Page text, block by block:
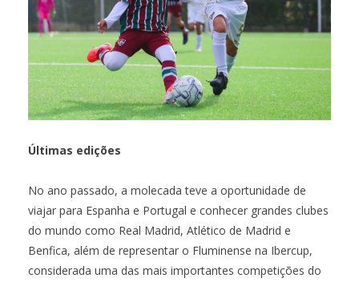
Últimas edições
No ano passado, a molecada teve a oportunidade de
viajar para Espanha e Portugal e conhecer grandes clubes
do mundo como Real Madrid, Atlético de Madrid e
Benfica, além de representar o Fluminense na Ibercup,
considerada uma das mais importantes competições do